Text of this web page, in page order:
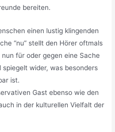
bereiten.
einen lustig klingenden
“nu” stellt den Hörer oftmals
für oder gegen eine Sache
spiegelt wider, was besonders
ist.
Gast ebenso wie den
in der kulturellen Vielfalt der